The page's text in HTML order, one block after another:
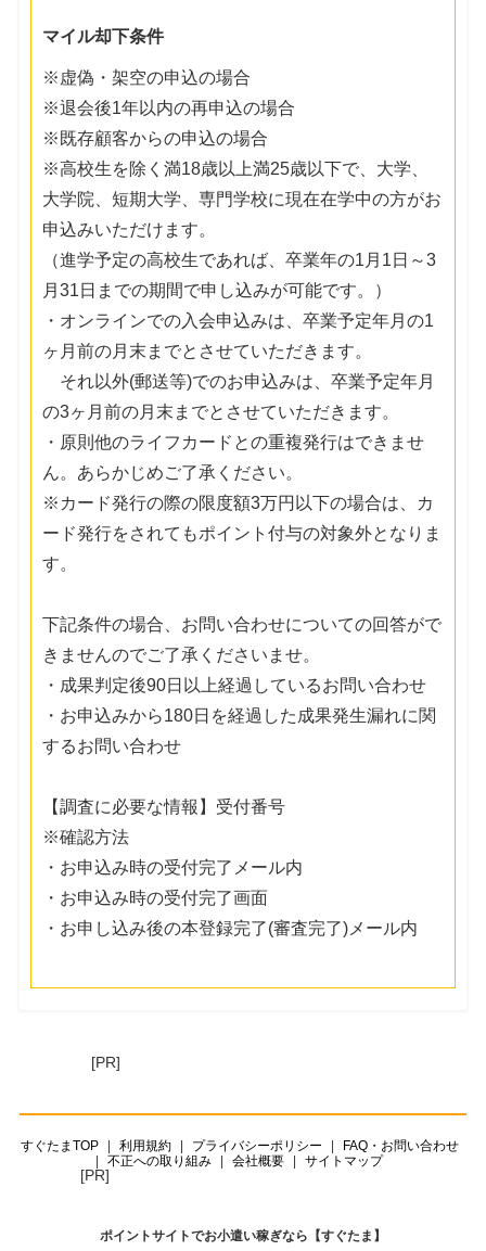
マイル却下条件
※虚偽・架空の申込の場合
※退会後1年以内の再申込の場合
※既存顧客からの申込の場合
※高校生を除く満18歳以上満25歳以下で、大学、
大学院、短期大学、専門学校に現在在学中の方がお
申込みいただけます。
（進学予定の高校生であれば、卒業年の1月1日～3
月31日までの期間で申し込みが可能です。）
・オンラインでの入会申込みは、卒業予定年月の1
ヶ月前の月末までとさせていただきます。
それ以外(郵送等)でのお申込みは、卒業予定年月
の3ヶ月前の月末までとさせていただきます。
・原則他のライフカードとの重複発行はできませ
ん。あらかじめご了承ください。
※カード発行の際の限度額3万円以下の場合は、カ
ード発行をされてもポイント付与の対象外となりま
す。
下記条件の場合、お問い合わせについての回答がで
きませんのでご了承くださいませ。
・成果判定後90日以上経過しているお問い合わせ
・お申込みから180日を経過した成果発生漏れに関
するお問い合わせ
【調査に必要な情報】受付番号
※確認方法
・お申込み時の受付完了メール内
・お申込み時の受付完了画面
・お申し込み後の本登録完了(審査完了)メール内
[PR]
すぐたまTOP 利用規約 プライバシーポリシー
FAQ・お問い合わせ
不正への取り組み
会社概要 サイトマップ
[PR]
ポイントサイトでお小遣い稼ぎなら【すぐたま】